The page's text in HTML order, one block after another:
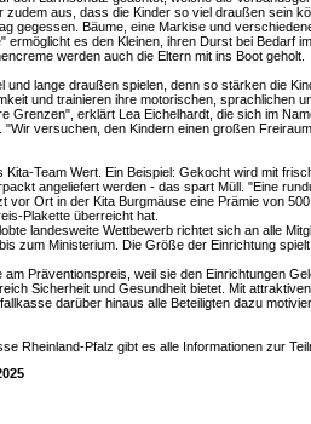
zudem aus, dass die Kinder so viel draußen sein
gegessen. Bäume, eine Markise und
ermöglicht es den Kleinen, ihren Durst bei Bedarf
werden auch die Eltern mit ins Boot geholt.
und lange draußen spielen, denn so stärken die
und trainieren ihre motorischen, sprachlichen
Grenzen", erklärt Lea Eichelhardt, die sich im
versuchen, den Kindern einen großen
Team Wert. Ein Beispiel: Gekocht wird mit
angeliefert werden - das spart Müll. "Eine
vor Ort in der Kita Burgmäuse eine Prämie von
Plakette überreicht hat.
landesweite Wettbewerb richtet sich an alle
zum Ministerium. Die Größe der Einrichtung spielt
am Präventionspreis, weil sie den Einrichtungen
Sicherheit und Gesundheit bietet. Mit
darüber hinaus alle Beteiligten dazu
Rheinland-Pfalz gibt es alle Informationen zur